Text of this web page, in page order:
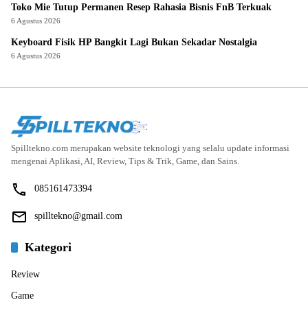
Toko Mie Tutup Permanen Resep Rahasia Bisnis FnB Terkuak
6 Agustus 2026
Keyboard Fisik HP Bangkit Lagi Bukan Sekadar Nostalgia
6 Agustus 2026
Spilltekno.com merupakan website teknologi yang selalu update informasi
mengenai Aplikasi, AI, Review, Tips & Trik, Game, dan Sains.
085161473394
spilltekno@gmail.com
Kategori
Review
Game